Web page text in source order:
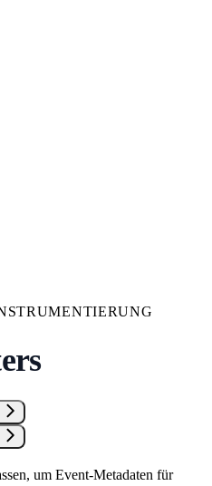
um Event-Metadaten für